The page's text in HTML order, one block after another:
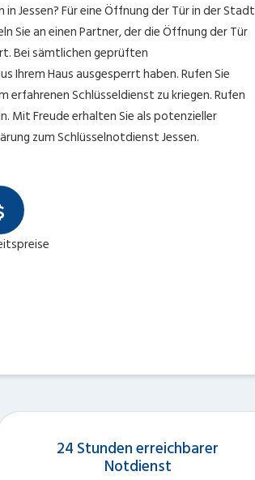
Jessen? Für eine Öffnung der Tür in der Stadt
Sie an einen Partner, der die Öffnung der Tür
Bei sämtlichen geprüften
Ihrem Haus ausgesperrt haben. Rufen Sie
Schlüsseldienst zu kriegen. Rufen
Mit Freude erhalten Sie als potenzieller
zum Schlüsselnotdienst Jessen.
24 Stunden erreichbarer
Notdienst